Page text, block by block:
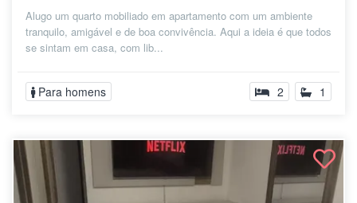
Alugo um quarto mobiliado em apartamento com um ambiente
tranquilo, amigável e de boa convivência. Aqui a ideia é que todos
se sintam em casa, com lib...
Para homens 2 1